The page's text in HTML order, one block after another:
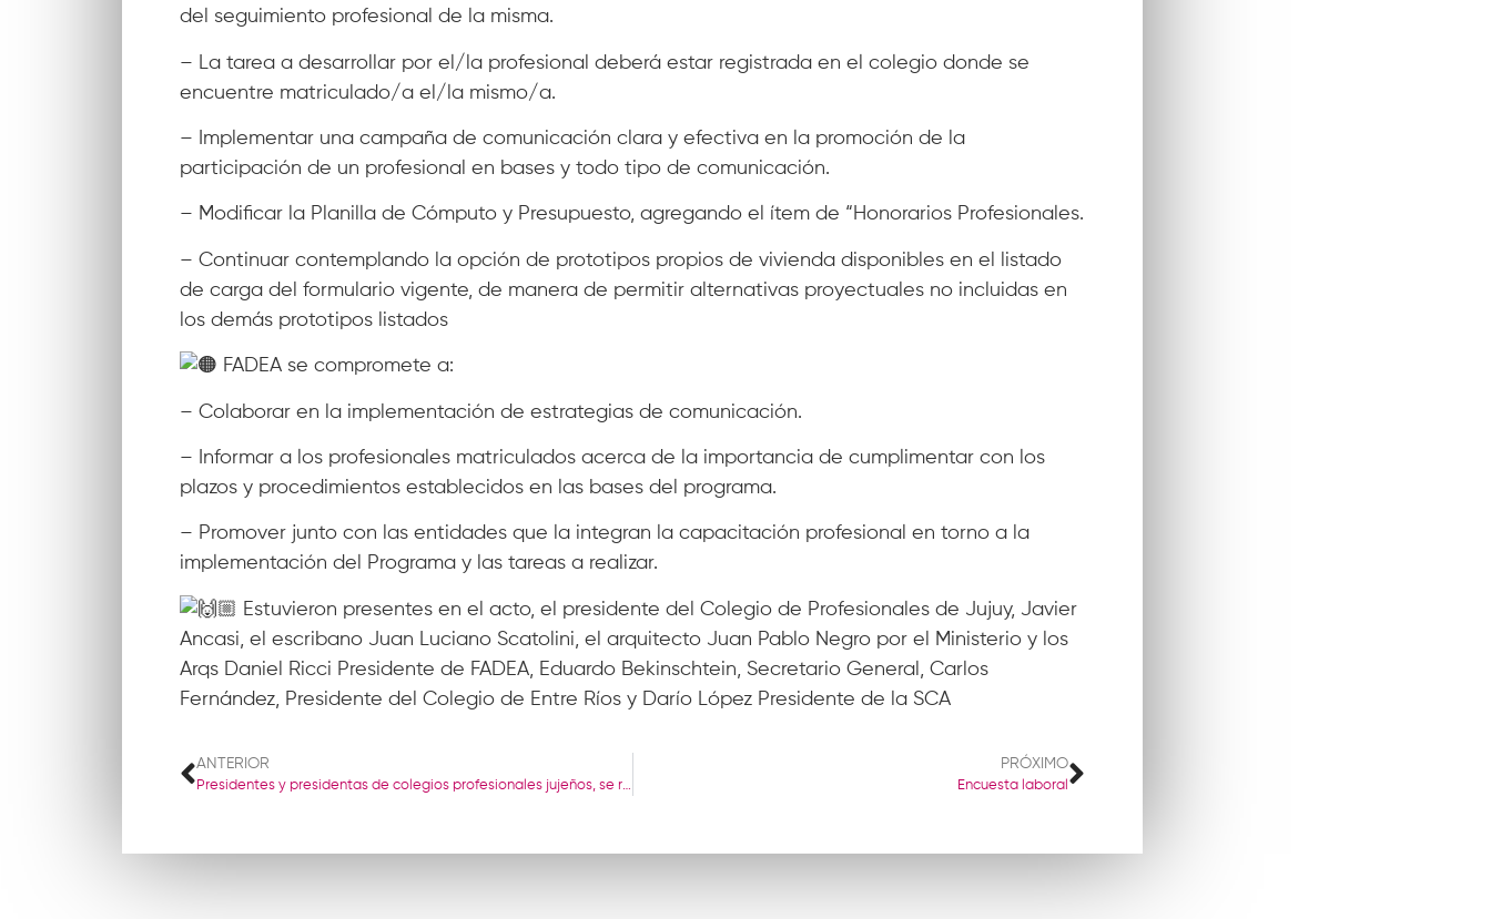
del seguimiento profesional de la misma.
– La tarea a desarrollar por el/la profesional deberá estar registrada en el colegio donde se
encuentre matriculado/a el/la mismo/a.
– Implementar una campaña de comunicación clara y efectiva en la promoción de la
participación de un profesional en bases y todo tipo de comunicación.
– Modificar la Planilla de Cómputo y Presupuesto, agregando el ítem de “Honorarios Profesionales.
– Continuar contemplando la opción de prototipos propios de vivienda disponibles en el listado
de carga del formulario vigente, de manera de permitir alternativas proyectuales no incluidas en
los demás prototipos listados
FADEA se compromete a:
– Colaborar en la implementación de estrategias de comunicación.
– Informar a los profesionales matriculados acerca de la importancia de cumplimentar con los
plazos y procedimientos establecidos en las bases del programa.
– Promover junto con las entidades que la integran la capacitación profesional en torno a la
implementación del Programa y las tareas a realizar.
Estuvieron presentes en el acto, el presidente del Colegio de Profesionales de Jujuy, Javier
Ancasi, el escribano Juan Luciano Scatolini, el arquitecto Juan Pablo Negro por el Ministerio y los
Arqs Daniel Ricci Presidente de FADEA, Eduardo Bekinschtein, Secretario General, Carlos
Fernández, Presidente del Colegio de Entre Ríos y Darío López Presidente de la SCA
ANTERIOR
Presidentes y presidentas de colegios profesionales jujeños, se reunieron en el CAJ
PRÓXIMO
Encuesta laboral